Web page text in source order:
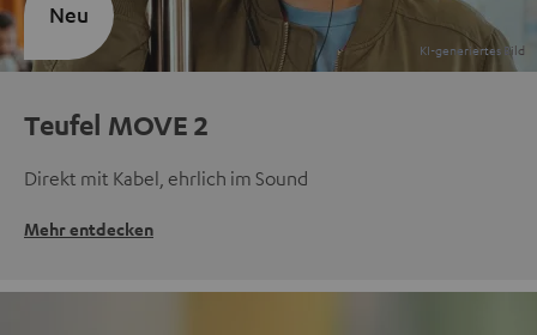
Teufel MOVE 2
Direkt mit Kabel, ehrlich im Sound
Mehr entdecken
Neu